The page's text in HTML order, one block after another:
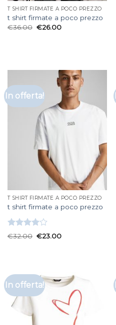
T SHIRT FIRMATE A POCO PREZZO
t shirt firmate a poco prezzo
€36.00 €26.00
In offerta!
T SHIRT FIRMATE A POCO PREZZO
t shirt firmate a poco prezzo
Valutato
€32.00 €23.00
In offerta!